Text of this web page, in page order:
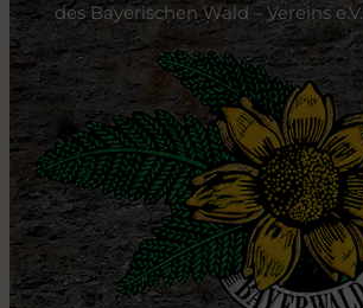
des Bayerischen Wald – Vereins e.V.